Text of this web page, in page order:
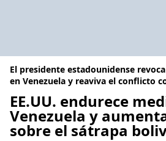
El presidente estadounidense
en Venezuela y reaviva el conflicto
EE.UU. endurece
Venezuela y
sobre el sátrapa